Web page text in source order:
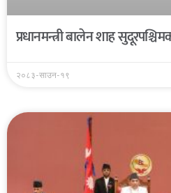
प्रधानमन्त्री बालेन शाह
२०८३-साउन-१९